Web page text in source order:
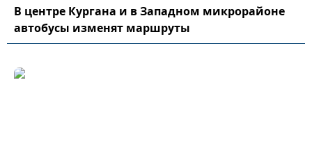
В центре Кургана и в Западном микрорайоне
автобусы изменят маршруты